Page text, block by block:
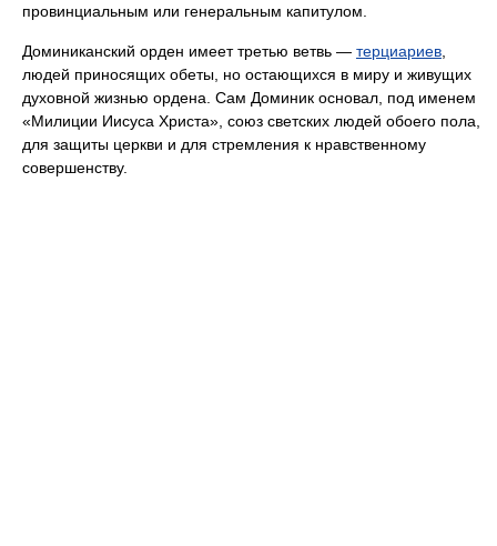
провинциальным или генеральным капитулом.
Доминиканский орден имеет третью ветвь — терциариев
людей приносящих обеты, но остающихся в миру и живущих
духовной жизнью ордена. Сам Доминик основал, под именем
«Милиции Иисуса Христа», союз светских людей обоего пола,
для защиты церкви и для стремления к нравственному
совершенству.